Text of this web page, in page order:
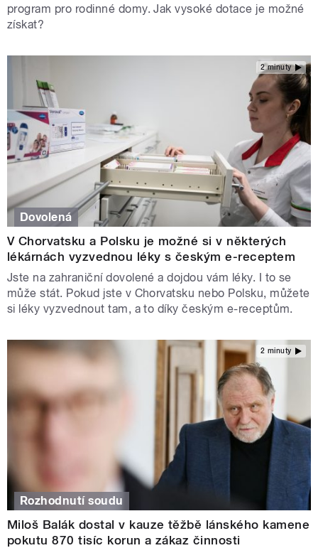
program pro rodinné domy. Jak vysoké dotace je možné
získat?
2 minuty
Dovolená
V Chorvatsku a Polsku je možné si v některých
lékárnách vyzvednou léky s českým e-receptem
Jste na zahraniční dovolené a dojdou vám léky. I to se
může stát. Pokud jste v Chorvatsku nebo Polsku, můžete
si léky vyzvednout tam, a to díky českým e-receptům.
2 minuty
Rozhodnutí soudu
Miloš Balák dostal v kauze těžbě lánského kamene
pokutu 870 tisíc korun a zákaz činnosti